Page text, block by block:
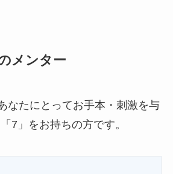
メンター
なたにとってお手本・刺激を与
7」をお持ちの方です。